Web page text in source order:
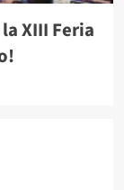
XIII Feria